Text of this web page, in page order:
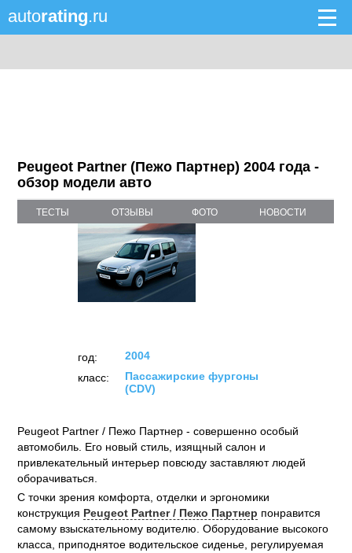
autorating.ru
Peugeot Partner (Пежо Партнер) 2004 года -
обзор модели авто
ТЕСТЫ ОТЗЫВЫ ФОТО НОВОСТИ
год:
2004
класс:
Пассажирские фургоны
(CDV)
Peugeot Partner / Пежо Партнер - совершенно особый
автомобиль. Его новый стиль, изящный салон и
привлекательный интерьер повсюду заставляют людей
оборачиваться.
С точки зрения комфорта, отделки и эргономики
конструкция Peugeot Partner / Пежо Партнер понравится
самому взыскательному водителю. Оборудование высокого
класса, приподнятое водительское сиденье, регулируемая